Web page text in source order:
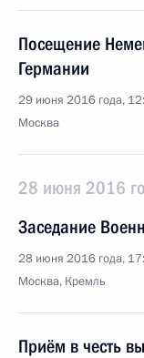
Посещение
Германии
29 июня 2016 года,
Москва
28 июня 2016
Заседание
28 июня 2016 года,
Москва, Кремль
Приём в честь